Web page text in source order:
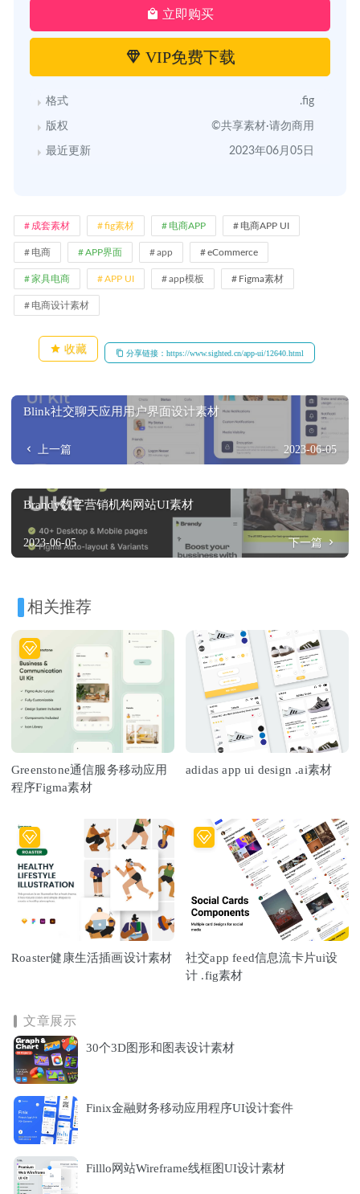
立即购买
VIP免费下载
格式 .fig
版权 ©共享素材·请勿商用
最近更新 2023年06月05日
成套素材 fig素材 电商APP 电商APP UI
电商 APP界面 app eCommerce
家具电商 APP UI app模板 Figma素材
电商设计素材
收藏 分享链接：https://www.sighted.cn/app-ui/12640.html
Blink社交聊天应用用户界面设计素材
上一篇 2023-06-05
Brandy数字营销机构网站UI素材
2023-06-05 下一篇
相关推荐
Greenstone通信服务移动应用
程序Figma素材
adidas app ui design .ai素材
Roaster健康生活插画设计素材
社交app feed信息流卡片ui设
计 .fig素材
文章展示
30个3D图形和图表设计素材
Finix金融财务移动应用程序UI设计套件
Filllo网站Wireframe线框图UI设计素材